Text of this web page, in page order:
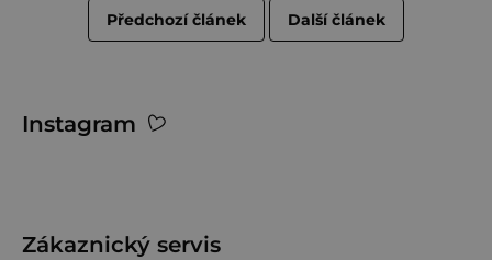
Předchozí článek Další článek
Instagram
Zákaznický servis